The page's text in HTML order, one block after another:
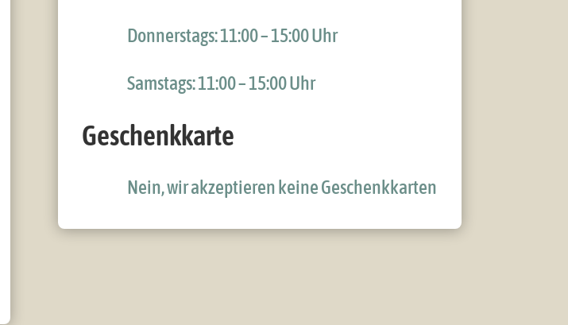
Donnerstags: 11:00 – 15:00 Uhr
Samstags: 11:00 – 15:00 Uhr
Geschenkkarte
Nein, wir akzeptieren keine Geschenkkarten